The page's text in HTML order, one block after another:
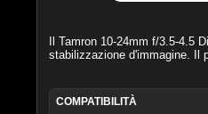
Il Tamron 10-24mm f/3.5-4.5
stabilizzazione d'immagine. Il
COMPATIBILITÀ